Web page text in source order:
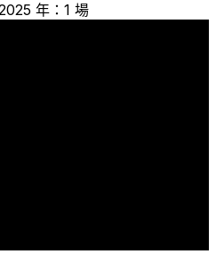
年：1 場